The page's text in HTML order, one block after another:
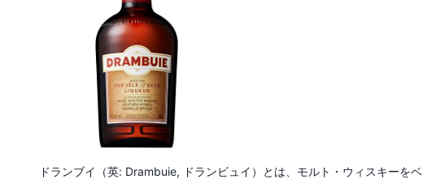
ドランブイ（英: Drambuie, ドランビュイ）とは、モルト・ウィスキー